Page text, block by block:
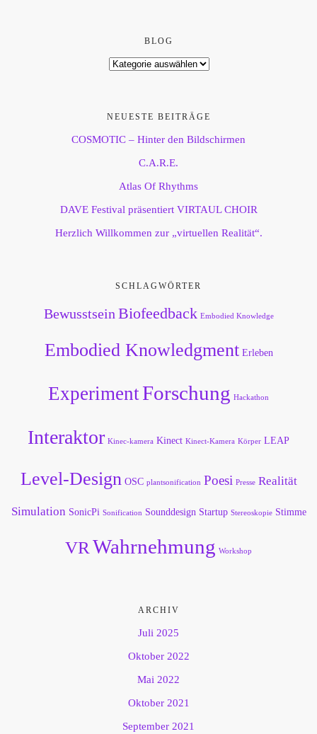
BLOG
NEUESTE BEITRÄGE
COSMOTIC – Hinter den Bildschirmen
C.A.R.E.
Atlas Of Rhythms
DAVE Festival präsentiert VIRTAUL CHOIR
Herzlich Willkommen zur „virtuellen Realität“.
SCHLAGWÖRTER
Bewusstsein Biofeedback Embodied Knowledge
Embodied Knowledgment Erleben
ExperimentForschung Hackathon
Interaktor Kinec-kamera Kinect Kinect-Kamera Körper LEAP
Level-Design OSC plantsonification Poesi Presse Realität
Simulation SonicPi Sonification Sounddesign Startup Stereoskopie Stimme
VR Wahrnehmung Workshop
ARCHIV
Juli 2025
Oktober 2022
Mai 2022
Oktober 2021
September 2021